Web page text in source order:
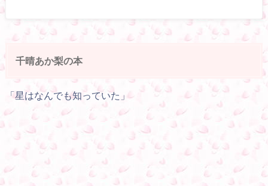
千晴あか梨の本
「星はなんでも知っていた」